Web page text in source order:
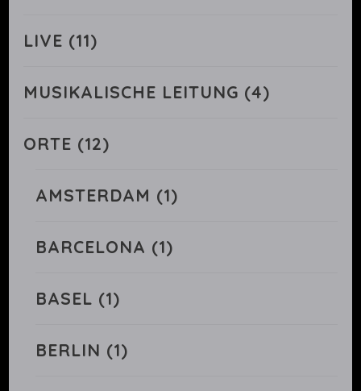
LIVE (11)
MUSIKALISCHE LEITUNG (4)
ORTE (12)
AMSTERDAM (1)
BARCELONA (1)
BASEL (1)
BERLIN (1)